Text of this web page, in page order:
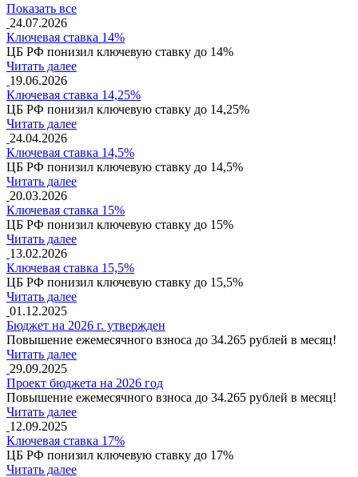
Показать все
24.07.2026
Ключевая ставка 14%
ЦБ РФ понизил ключевую ставку до 14%
Читать далее
19.06.2026
Ключевая ставка 14,25%
ЦБ РФ понизил ключевую ставку до 14,25%
Читать далее
24.04.2026
Ключевая ставка 14,5%
ЦБ РФ понизил ключевую ставку до 14,5%
Читать далее
20.03.2026
Ключевая ставка 15%
ЦБ РФ понизил ключевую ставку до 15%
Читать далее
13.02.2026
Ключевая ставка 15,5%
ЦБ РФ понизил ключевую ставку до 15,5%
Читать далее
01.12.2025
Бюджет на 2026 г. утвержден
Повышение ежемесячного взноса до 34.265 рублей в месяц!
Читать далее
29.09.2025
Проект бюджета на 2026 год
Повышение ежемесячного взноса до 34.265 рублей в месяц!
Читать далее
12.09.2025
Ключевая ставка 17%
ЦБ РФ понизил ключевую ставку до 17%
Читать далее